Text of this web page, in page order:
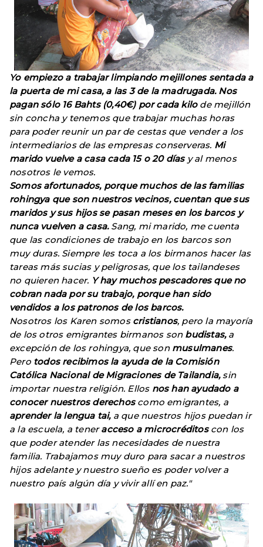
Yo empiezo a trabajar limpiando mejillones sentada a
la puerta de mi casa, a las 3 de la madrugada. Nos
pagan sólo 16 Bahts (0,40€) por cada kilode mejillón
sin concha y tenemos que trabajar muchas horas
para poder reunir un par de cestas que vender a los
intermediarios de las empresas conserveras. Mi
marido vuelve a casa cada 15 o 20 díasy al menos
nosotros le vemos.
Somos afortunados, porque muchos de las familias
rohingya que son nuestros vecinos, cuentan que sus
maridos y sus hijos se pasan meses en los barcos y
nunca vuelven a casa.Sang, mi marido, me cuenta
que las condiciones de trabajo en los barcos son
muy duras. Siempre les toca a los birmanos hacer las
tareas más sucias y peligrosas, que los tailandeses
no quieren hacer. Y hay muchos pescadores que no
cobran nada por su trabajo, porque han sido
vendidos a los patronos de los barcos.
Nosotros los Karen somos cristianos, pero la mayoría
de los otros emigrantes birmanos son budistas,a
excepción de los rohingya, que son musulmanes.
Pero todos recibimos la ayuda de la Comisión
Católica Nacional de Migraciones de Tailandia,sin
importar nuestra religión. Ellos nos han ayudado a
conocer nuestros derechoscomo emigrantes, a
aprender la lengua tai,a que nuestros hijos puedan ir
a la escuela, a teneracceso a microcréditoscon los
que poder atender las necesidades de nuestra
familia. Trabajamos muy duro para sacar a nuestros
hijos adelante y nuestro sueño es poder volver a
nuestro país algún día y vivir allí en paz."